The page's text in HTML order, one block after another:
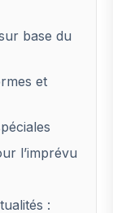
base du
et
l’imprévu
: